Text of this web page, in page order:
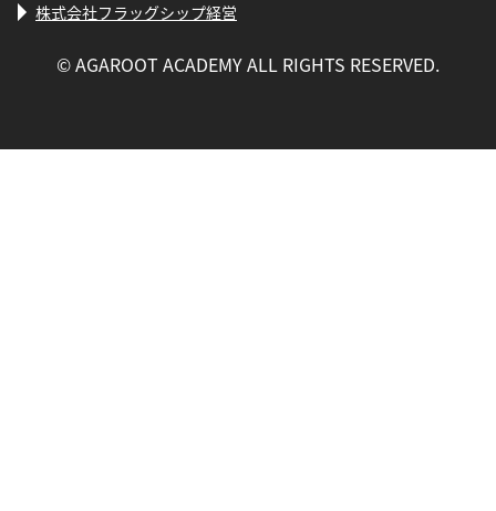
株式会社フラッグシップ経営
© AGAROOT ACADEMY ALL RIGHTS RESERVED.